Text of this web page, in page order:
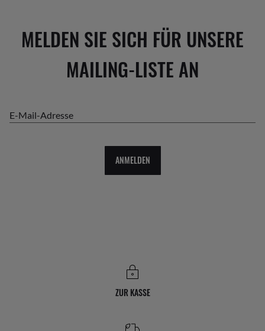
MELDEN SIE SICH FÜR UNSERE
MAILING-LISTE AN
E-Mail-Adresse
ANMELDEN
ZUR KASSE